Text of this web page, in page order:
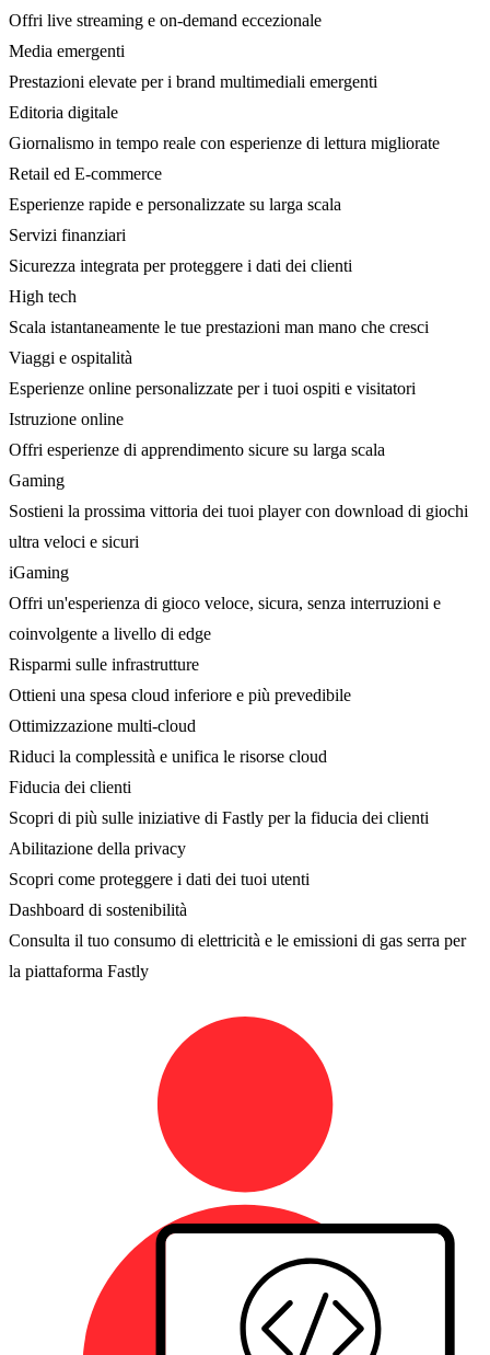
Offri live streaming e on-demand eccezionale
Media emergenti
Prestazioni elevate per i brand multimediali emergenti
Editoria digitale
Giornalismo in tempo reale con esperienze di lettura migliorate
Retail ed E-commerce
Esperienze rapide e personalizzate su larga scala
Servizi finanziari
Sicurezza integrata per proteggere i dati dei clienti
High tech
Scala istantaneamente le tue prestazioni man mano che cresci
Viaggi e ospitalità
Esperienze online personalizzate per i tuoi ospiti e visitatori
Istruzione online
Offri esperienze di apprendimento sicure su larga scala
Gaming
Sostieni la prossima vittoria dei tuoi player con download di giochi
ultra veloci e sicuri
iGaming
Offri un'esperienza di gioco veloce, sicura, senza interruzioni e
coinvolgente a livello di edge
Risparmi sulle infrastrutture
Ottieni una spesa cloud inferiore e più prevedibile
Ottimizzazione multi-cloud
Riduci la complessità e unifica le risorse cloud
Fiducia dei clienti
Scopri di più sulle iniziative di Fastly per la fiducia dei clienti
Abilitazione della privacy
Scopri come proteggere i dati dei tuoi utenti
Dashboard di sostenibilità
Consulta il tuo consumo di elettricità e le emissioni di gas serra per
la piattaforma Fastly